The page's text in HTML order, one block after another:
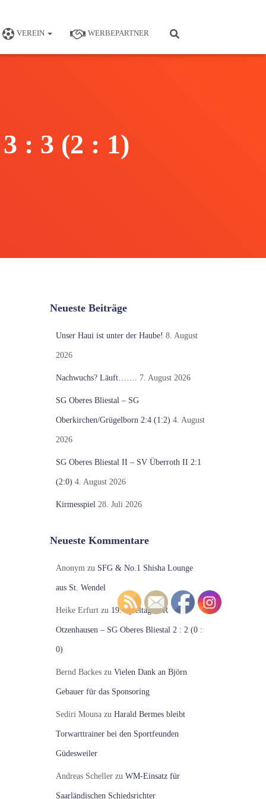
VEREIN WERBEPARTNER
: 3 (2 : 1)
Neueste Beiträge
Unser Haui ist unter der Haube! 8. August
2026
Nachwuchs? Läuft……. 7. August 2026
SG Oberes Bliestal – SG
Oberkirchen/Grügelborn 2:4 (1:2) 4. August
2026
SG Oberes Bliestal II – SV Überroth II 2:1
(2:0) 4. August 2026
Kirmesspiel 28. Juli 2026
Neueste Kommentare
Anonymzu SFG & No.1 Shisha Lounge
aus St. Wendel
Heike Erfurtzu 19. Spieltag VfR
Otzenhausen – SG Oberes Bliestal 2 : 2 (0 :
0)
Bernd Backeszu Vielen Dank an Björn
Gebauer für das Sponsoring
Sediri Mounazu Harald Bermes bleibt
Torwarttrainer bei den Sportfeunden
Güdesweiler
Andreas Schellerzu WM-Einsatz für
Saarländischen Schiedsrichter